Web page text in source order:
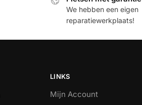
We hebben een eigen
reparatiewerkplaats!
LINKS
Mijn Account